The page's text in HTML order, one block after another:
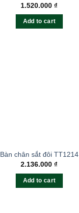
1.520.000₫
Add to cart
Bàn chân sắt đôi TT1214
2.136.000₫
Add to cart